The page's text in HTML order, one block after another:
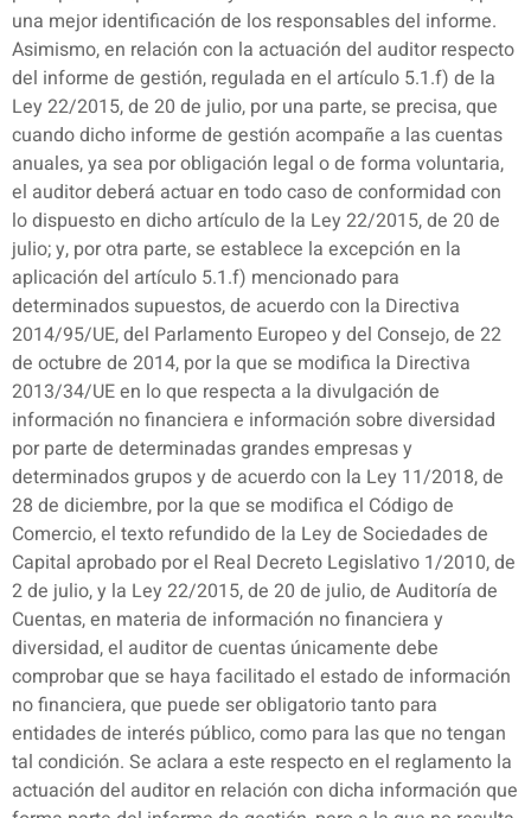
una mejor identificación de los responsables del informe.
Asimismo, en relación con la actuación del auditor respecto
del informe de gestión, regulada en el artículo 5.1.f) de la
Ley 22/2015, de 20 de julio, por una parte, se precisa, que
cuando dicho informe de gestión acompañe a las cuentas
anuales, ya sea por obligación legal o de forma voluntaria,
el auditor deberá actuar en todo caso de conformidad con
lo dispuesto en dicho artículo de la Ley 22/2015, de 20 de
julio; y, por otra parte, se establece la excepción en la
aplicación del artículo 5.1.f) mencionado para
determinados supuestos, de acuerdo con la Directiva
2014/95/UE, del Parlamento Europeo y del Consejo, de 22
de octubre de 2014, por la que se modifica la Directiva
2013/34/UE en lo que respecta a la divulgación de
información no financiera e información sobre diversidad
por parte de determinadas grandes empresas y
determinados grupos y de acuerdo con la Ley 11/2018, de
28 de diciembre, por la que se modifica el Código de
Comercio, el texto refundido de la Ley de Sociedades de
Capital aprobado por el Real Decreto Legislativo 1/2010, de
2 de julio, y la Ley 22/2015, de 20 de julio, de Auditoría de
Cuentas, en materia de información no financiera y
diversidad, el auditor de cuentas únicamente debe
comprobar que se haya facilitado el estado de información
no financiera, que puede ser obligatorio tanto para
entidades de interés público, como para las que no tengan
tal condición. Se aclara a este respecto en el reglamento la
actuación del auditor en relación con dicha información que